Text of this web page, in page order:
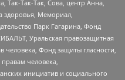
Так-Так-Так, Сова, центр Анна,
здоровья, Мемориал,
Парк Гагарина, Фонд
Уральская правозащитная
человека, Фонд защиты гласности,
правам человека,
инициатив и социального